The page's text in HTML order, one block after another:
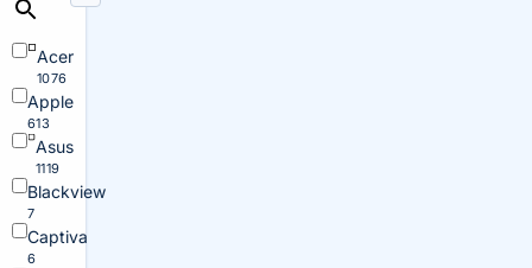
Acer
1076
Apple
613
Asus
1119
Blackview
7
Captiva
6